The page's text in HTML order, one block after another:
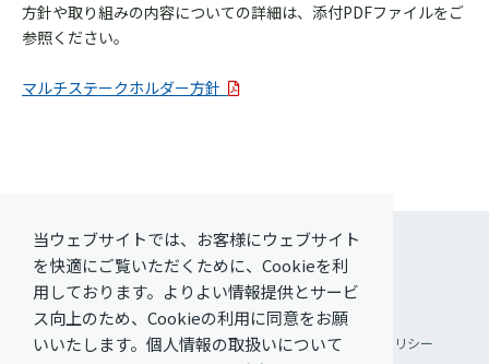
当ウェブサイトでは、お客様にウェブサイト
を快適にご覧いただくために、Cookieを利
用しております。よりよい情報提供とサービ
ス向上のため、Cookieの利用に同意をお願
いいたします。個人情報の取扱いについて
方針や取り組みの内容についての詳細は、添付PDFファイルをご
参照ください。
マルチステークホルダー方針
ご利用条件 個人情報保護方針 ソーシャルメディアポリシー